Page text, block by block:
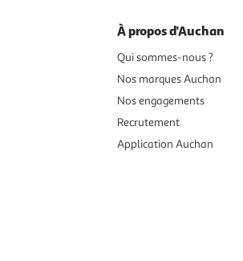
À propos d'Auchan
Qui sommes-nous ?
Nos marques Auchan
Nos engagements
Recrutement
Application Auchan